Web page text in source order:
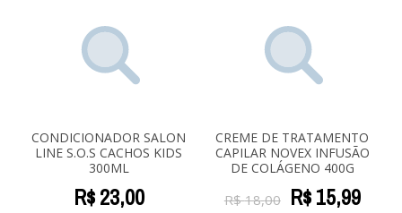
CONDICIONADOR SALON
LINE S.O.S CACHOS KIDS
300ML
R$23,00
CREME DE TRATAMENTO
CAPILAR NOVEX INFUSÃO
DE COLÁGENO 400G
R$18,00 R$15,99